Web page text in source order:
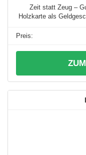
Zeit statt Zeug –
Holzkarte als